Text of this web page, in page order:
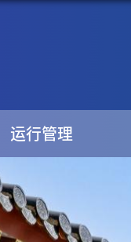
运行管理